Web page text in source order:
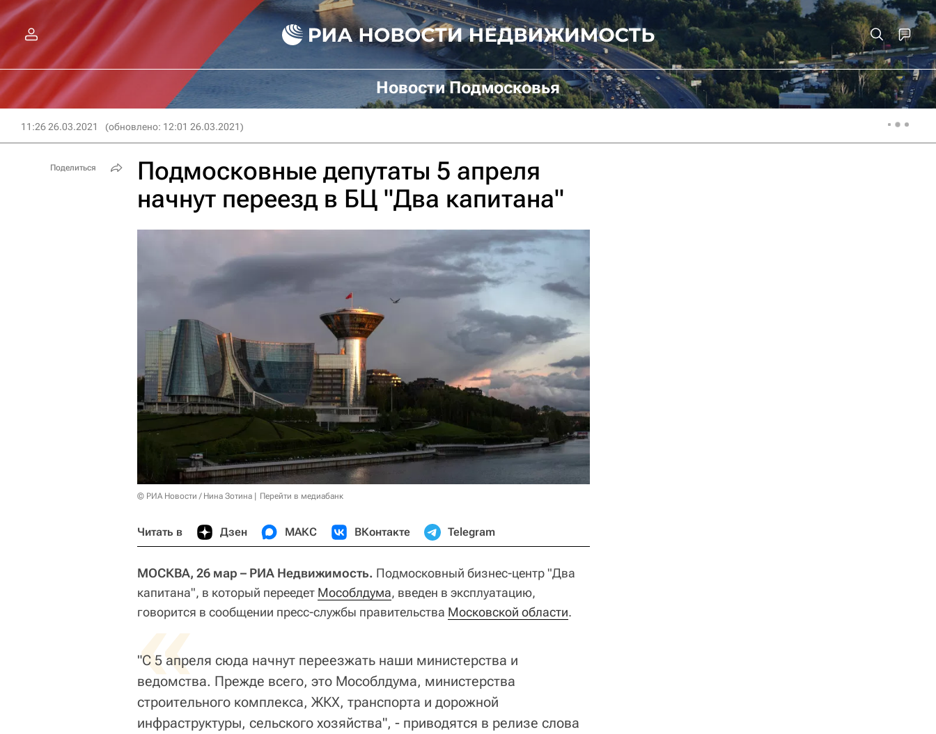
Новости Подмосковья
11:26 26.03.2021 (обновлено: 12:01 26.03.2021)
Подмосковные депутаты 5 апреля
начнут переезд в БЦ "Два капитана"
© РИА Новости / Нина Зотина Перейти в медиабанк
Читать в Дзен МАКС ВКонтакте Telegram
МОСКВА, 26 мар – РИА Недвижимость. Подмосковный бизнес-центр "Два
капитана", в который переедет Мособлдума, введен в эксплуатацию,
говорится в сообщении пресс-службы правительства Московской области.
«
"С 5 апреля сюда начнут переезжать наши министерства и
ведомства. Прежде всего, это Мособлдума, министерства
строительного комплекса, ЖКХ, транспорта и дорожной
инфраструктуры, сельского хозяйства", - приводятся в релизе слова
Поделиться